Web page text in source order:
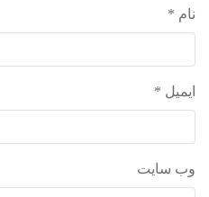
نام *
ایمیل *
وب‌ سایت